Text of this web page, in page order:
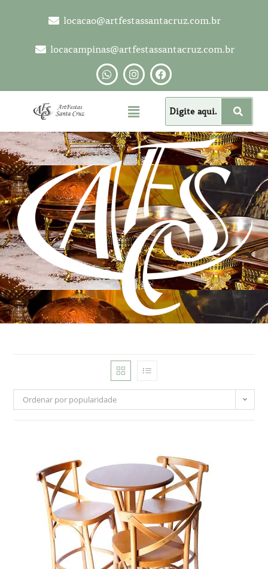
locacao@artfestassantacruz.com.br
locacampinas@artfestassantacruz.com.br
Ordenar por popularidade